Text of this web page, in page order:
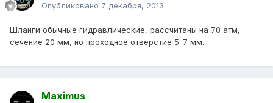
Опубликовано 7 декабря, 2013
Шланги обычные гидравлические, рассчитаны на 70 атм,
сечение 20 мм, но проходное отверстие 5-7 мм.
Maximus